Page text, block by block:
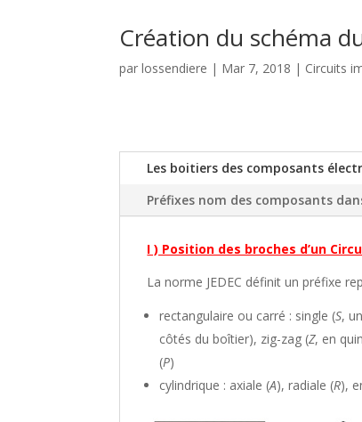
Création du schéma
parlossendiere | Mar 7, 2018 | Circuits
Les boitiers des composants
Préfixes nom des composants
I ) Position des broches d’un
La norme JEDEC définit un préfixe
rectangulaire ou carré : single (S,
côtés du boîtier), zig-zag (Z, en
(P)
cylindrique : axiale (A), radiale (R),